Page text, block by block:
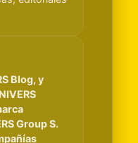
Blog, y
Group S.